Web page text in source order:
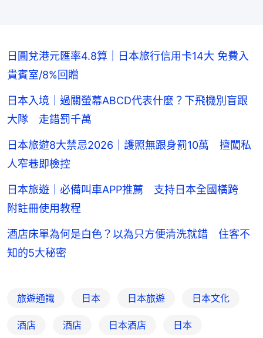
日圓兌港元匯率4.8算｜日本旅行信用卡14大 免費入
貴賓室/8%回贈
日本入境｜過關螢幕ABCD代表什麼？下飛機別盲跟
大隊 走錯罰千萬
日本旅遊8大禁忌2026｜護照無跟身罰10萬 擅闖私
人窄巷即檢控
日本旅遊｜必備叫車APP推薦 支持日本全國橫跨
附註冊使用教程
酒店床單為何是白色？以為只方便清洗就錯 住客不
知的5大秘密
旅遊通識 日本 日本旅遊 日本文化
酒店 酒店 日本酒店 日本